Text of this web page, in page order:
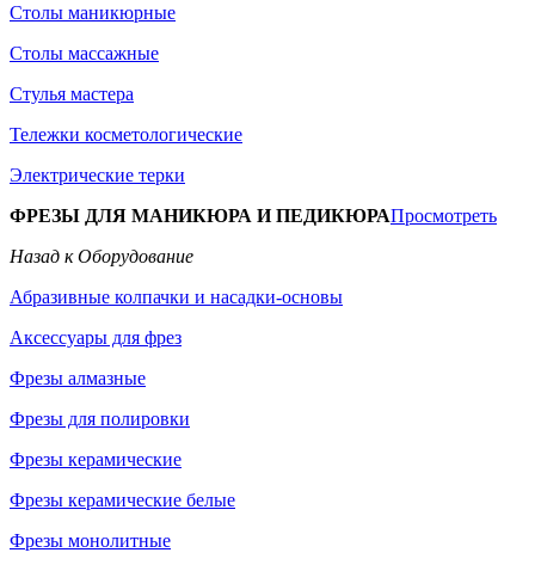
Столы маникюрные
Столы массажные
Стулья мастера
Тележки косметологические
Электрические терки
ФРЕЗЫ ДЛЯ МАНИКЮРА И ПЕДИКЮРАПросмотреть
Назад к Оборудование
Абразивные колпачки и насадки-основы
Аксессуары для фрез
Фрезы алмазные
Фрезы для полировки
Фрезы керамические
Фрезы керамические белые
Фрезы монолитные